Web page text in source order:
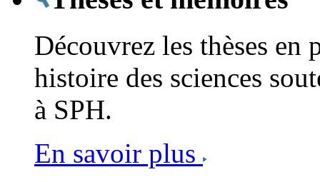
Découvrez les thèses
histoire des sciences
à SPH.
En savoir plus